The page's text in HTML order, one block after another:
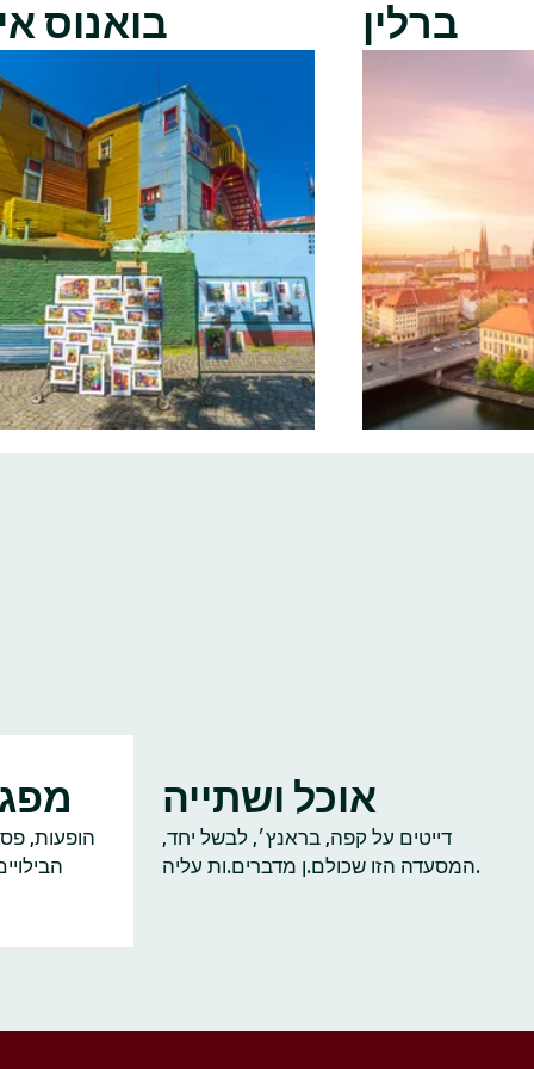
בואנוס ברלין
הופעות,
אוכל ושתייה
דייטים על קפה, בראנץ׳, לבשל יחד,
המסעדה הזו שכולם.ן מדברים.ות עליה.